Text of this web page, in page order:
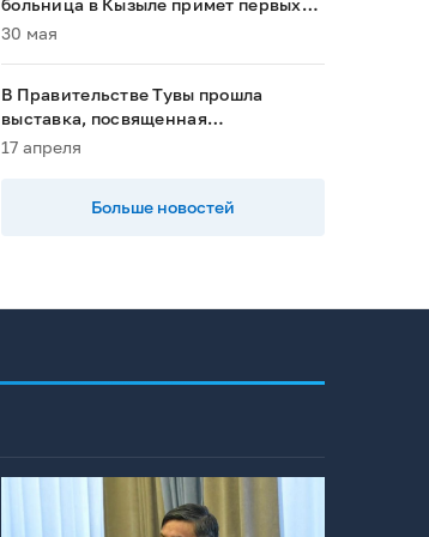
больница в Кызыле примет первых
пациентов в 2028 году»
30 мая
В Правительстве Тувы прошла
выставка, посвященная
национальным проектам
17 апреля
Больше новостей